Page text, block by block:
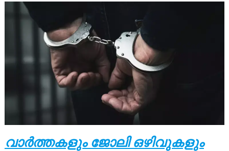
വാർത്തകളും ജോലി ഒഴിവുകളും